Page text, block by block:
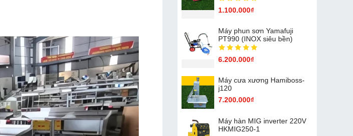
1.100.000₫
Máy phun sơn Yamafuji
PT990 (INOX siêu bền)
6.200.000₫
Máy cưa xương Hamiboss-
j120
7.200.000₫
Máy hàn MIG inverter 220V
HKMIG250-1